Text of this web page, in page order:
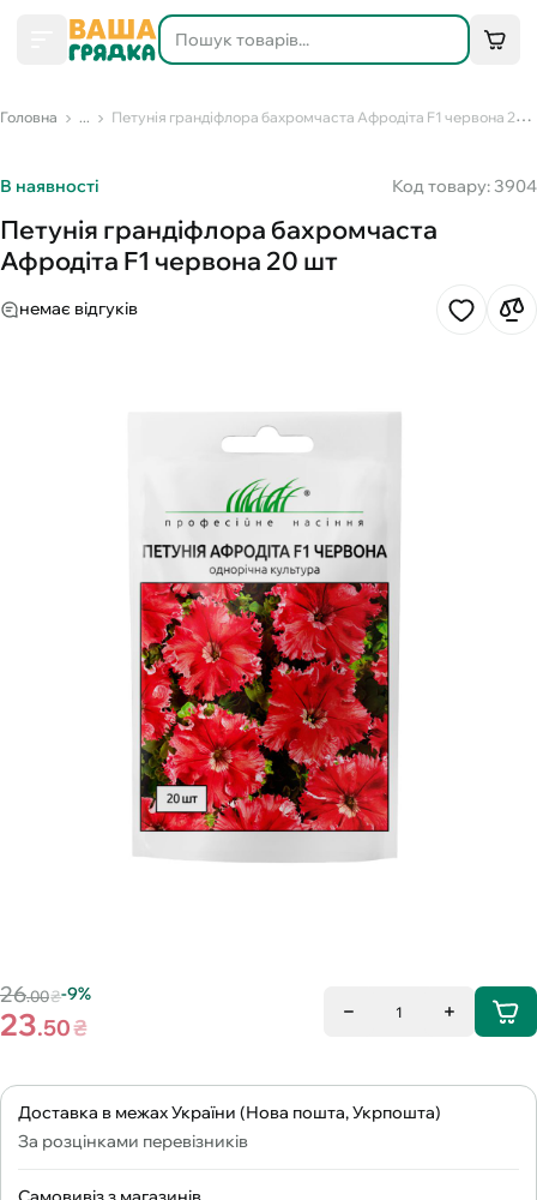
Головна ... Петунія грандіфлора бахромчаста Афродіта F1 червона 20 шт
В наявності Код товару: 3904
Петунія грандіфлора бахромчаста
Афродіта F1 червона 20 шт
немає відгуків
26.00₴-9%
23.50₴
1
Доставка в межах України (Нова пошта, Укрпошта)
За розцінками перевізників